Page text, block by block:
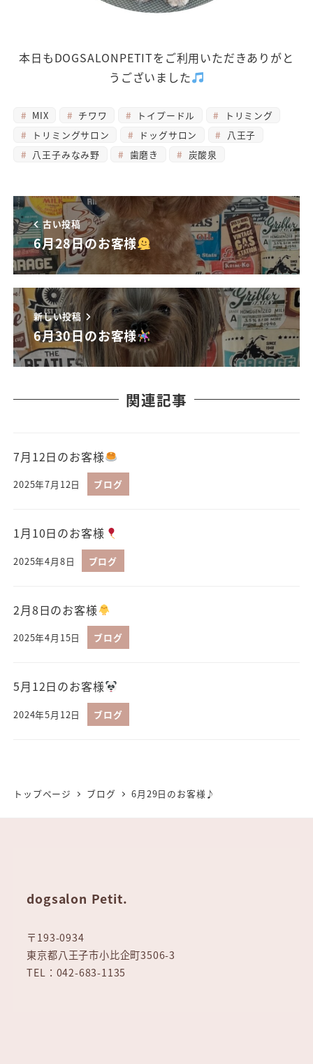
本日もDOGSALONPETITをご利用いただきありがと
うございました
MIX チワワ トイプードル
トリミング
トリミングサロン
ドッグサロン
八王子
八王子みなみ野
歯磨き 炭酸泉
古い投稿
6月28日のお客様
新しい投稿
6月30日のお客様
関連記事
7月12日のお客様
2025年7月12日 ブログ
1月10日のお客様
2025年4月8日 ブログ
2月8日のお客様
2025年4月15日 ブログ
5月12日のお客様
2024年5月12日 ブログ
トップページ ブログ 6月29日のお客様♪
dogsalon Petit.
〒193-0934
東京都八王子市小比企町3506-3
TEL：042-683-1135